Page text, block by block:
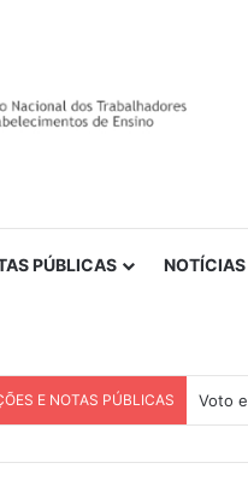
PÚBLICAS NOTÍCIAS
E NOTAS PÚBLICAS Voto